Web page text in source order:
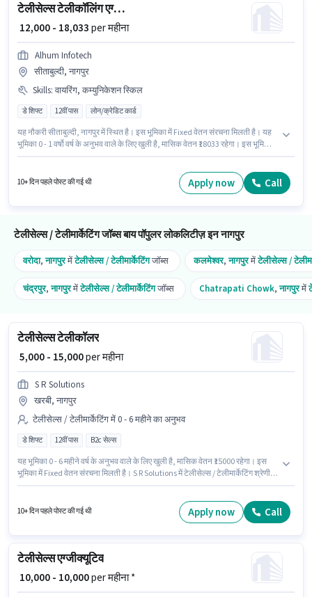
टेलीसेल्स टेलीकॉलिंग एग्जीक्यूटिव
₹ 12,000 - 18,033per महीना
Alhum Infotech
सीताबुल्दी, नागपुर
Skills: वायरिंग, कम्युनिकेशन स्किल
डे शिफ्ट 12वीं पास लोन/क्रेडिट कार्ड
यह नौकरी सीताबुल्दी, नागपुर में स्थित है। इस भूमिका में Fixed वेतन संरचना मिलती है। यह
भूमिका 0 - 1 वर्षो वर्ष के अनुभव वाले के लिए खुली है, मासिक वेतन ₹18033 रहेगा। इस भूमिका
पद के लिए उम्मीदवार के पास 12वीं पास डिग्री/सर्टिफिकेट होना अनिवार्य है।
10+ दिन पहले पोस्ट की गई थी Apply now Call
टेलीसेल्स / टेलीमार्केटिंग जॉब्स बाय पॉपुलर लोकलिटीज़ इन नागपुर
वरोदा,नागपुरमेंटेलीसेल्स / टेलीमार्केटिंगजॉब्स कलमेश्वर,नागपुरमेंटेलीसेल्स /
चंद्रपुर,नागपुरमेंटेलीसेल्स / टेलीमार्केटिंगजॉब्स Chatrapati Chowk,नागपुरमें
टेलीसेल्स टेलीकॉलर
₹ 5,000 - 15,000per महीना
S R Solutions
खरबी, नागपुर
टेलीसेल्स / टेलीमार्केटिंग में 0 - 6 महीने का अनुभव
डे शिफ्ट 12वीं पास B2c सेल्स
यह भूमिका 0 - 6 महीने वर्ष के अनुभव वाले के लिए खुली है, मासिक वेतन ₹15000 रहेगा। इस
भूमिका में Fixed वेतन संरचना मिलती है। S R Solutions में टेलीसेल्स / टेलीमार्केटिंग श्रेणी में
days working प्रति सप्ताह है।
10+ दिन पहले पोस्ट की गई थी Apply now Call
टेलीसेल्स एग्जीक्यूटिव
₹ 10,000 - 10,000per महीना *